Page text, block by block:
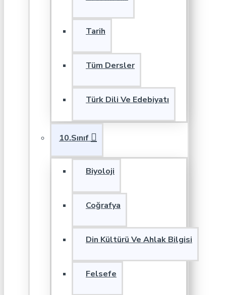
Tarih
Tüm Dersler
Türk Dili Ve Edebiyatı
10.Sınıf
Biyoloji
Coğrafya
Din Kültürü Ve Ahlak Bilgisi
Felsefe